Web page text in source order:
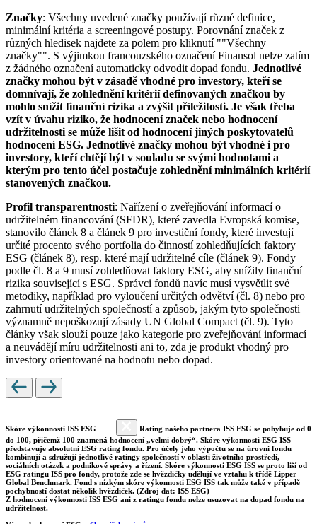
Značky: Všechny uvedené značky používají různé definice,
minimální kritéria a screeningové postupy. Porovnání značek z
různých hledisek najdete za polem pro kliknutí ""Všechny
značky"". S výjimkou francouzského označení Finansol nelze zatím
z žádného označení automaticky odvodit dopad fondu. Jednotlivé
značky mohou být v zásadě vhodné pro investory, kteří se
domnívají, že zohlednění kritérií definovaných značkou by
mohlo snížit finanční rizika a zvýšit příležitosti. Je však třeba
vzít v úvahu riziko, že hodnocení značek nebo hodnocení
udržitelnosti se může lišit od hodnocení jiných poskytovatelů
hodnocení ESG. Jednotlivé značky mohou být vhodné i pro
investory, kteří chtějí být v souladu se svými hodnotami a
kterým pro tento účel postačuje zohlednění minimálních kritérií
stanovených značkou.
Profil transparentnosti: Nařízení o zveřejňování informací o
udržitelném financování (SFDR), které zavedla Evropská komise,
stanovilo článek 8 a článek 9 pro investiční fondy, které investují
určité procento svého portfolia do činností zohledňujících faktory
ESG (článek 8), resp. které mají udržitelné cíle (článek 9). Fondy
podle čl. 8 a 9 musí zohledňovat faktory ESG, aby snížily finanční
rizika související s ESG. Správci fondů navíc musí vysvětlit své
metodiky, například pro vyloučení určitých odvětví (čl. 8) nebo pro
zahrnutí udržitelných společností a způsob, jakým tyto společnosti
významně nepoškozují zásady UN Global Compact (čl. 9). Tyto
články však slouží pouze jako kategorie pro zveřejňování informací
a neuvádějí míru udržitelnosti ani to, zda je produkt vhodný pro
investory orientované na hodnotu nebo dopad.
Skóre výkonnosti ISS ESG
Rating našeho partnera ISS ESG se pohybuje od 0
do 100, přičemž 100 znamená hodnocení „velmi dobrý“. Skóre výkonnosti ESG ISS
představuje absolutní ESG rating fondu. Pro účely jeho výpočtu se na úrovni fondu
kombinují a sdružují jednotlivé ratingy společností v oblasti životního prostředí,
sociálních otázek a podnikové správy a řízení. Skóre výkonnosti ESG ISS se proto liší od
ESG ratingu ISS pro fondy, protože zde se hvězdičky udělují ve vztahu k třídě Lipper
Global Benchmark. Fond s nízkým skóre výkonnosti ESG ISS tak může také v případě
pochybností dostat několik hvězdiček. (Zdroj dat: ISS ESG)
Z hodnocení výkonnosti ISS ESG ani z ratingu fondu nelze usuzovat na dopad fondu na
udržitelnost.